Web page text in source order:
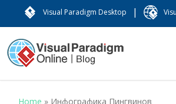
Visual Paradigm Desktop |
Home » Инфографика Пингвинов